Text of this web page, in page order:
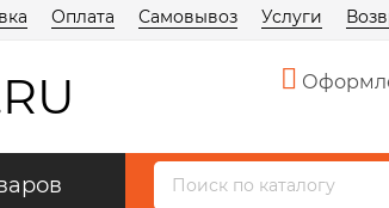
Оплата Самовывоз Услуги